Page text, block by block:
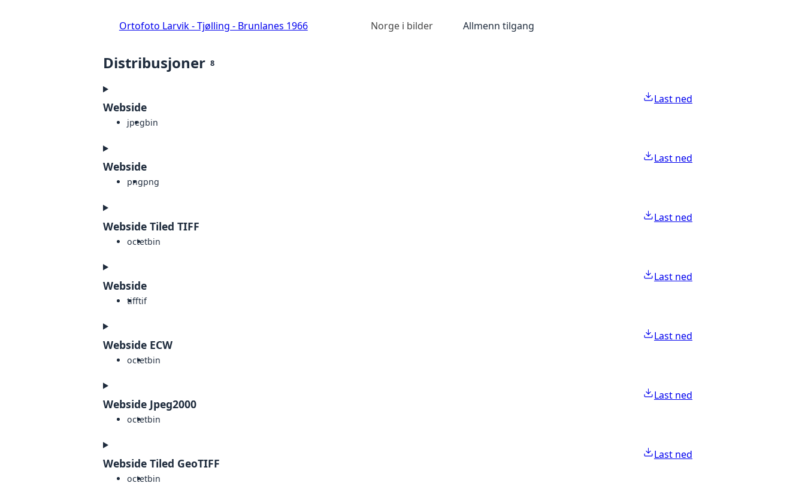
Ortofoto Larvik - Tjølling - Brunlanes 1966 Norge i bilder Allmenn tilgang
Distribusjoner 8
Webside
jpegbin
Last ned
Webside
pngpng
Last ned
Webside Tiled TIFF
octetbin
Last ned
Webside
tifftif
Last ned
Webside ECW
octetbin
Last ned
Webside Jpeg2000
octetbin
Last ned
Webside Tiled GeoTIFF
octetbin
Last ned